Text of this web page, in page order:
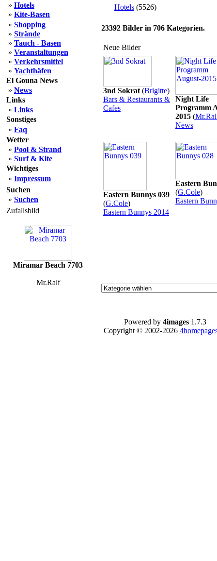
» Hotels
» Kite-Basen
» Shopping
» Strände
» Tauch - Basen
» Veranstaltungen
» Verkehrsmittel
» Yachthäfen
El Gouna News
» News
Links
» Links
Sonstiges
» Faq
Wetter
» Pool & Strand
» Surf & Kite
Wichtiges
» Impressum
Suchen
» Suchen
Zufallsbild
Miramar Beach 7703
Mr.Ralf
Hotels (5526)
23392 Bilder in 706 Kategorien.
Neue Bilder
3nd Sokrat (Brigitte)
Bars & Restaurants &
Cafes
Night Life
Programm
2015 (
News
Eastern Bunnys 039
(G.Cole)
Eastern Bunnys 2014
Eastern
(G.Cole)
Eastern
Powered by 4images 1.7.3
Copyright © 2002-2026